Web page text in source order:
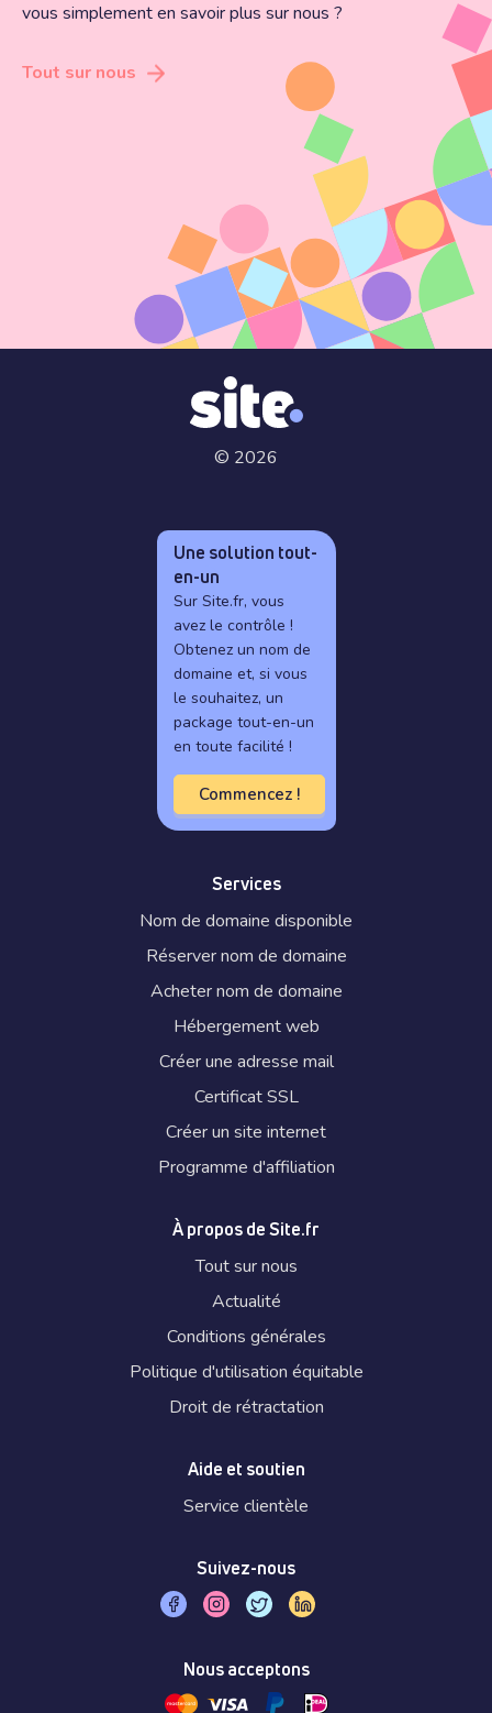
vous simplement en savoir plus sur nous ?
Tout sur nous
© 2026
Une solution tout-
en-un
Sur Site.fr, vous
avez le contrôle !
Obtenez un nom de
domaine et, si vous
le souhaitez, un
package tout-en-un
en toute facilité !
Commencez !
Services
Nom de domaine disponible
Réserver nom de domaine
Acheter nom de domaine
Hébergement web
Créer une adresse mail
Certificat SSL
Créer un site internet
Programme d'affiliation
À propos de Site.fr
Tout sur nous
Actualité
Conditions générales
Politique d'utilisation équitable
Droit de rétractation
Aide et soutien
Service clientèle
Suivez-nous
Nous acceptons